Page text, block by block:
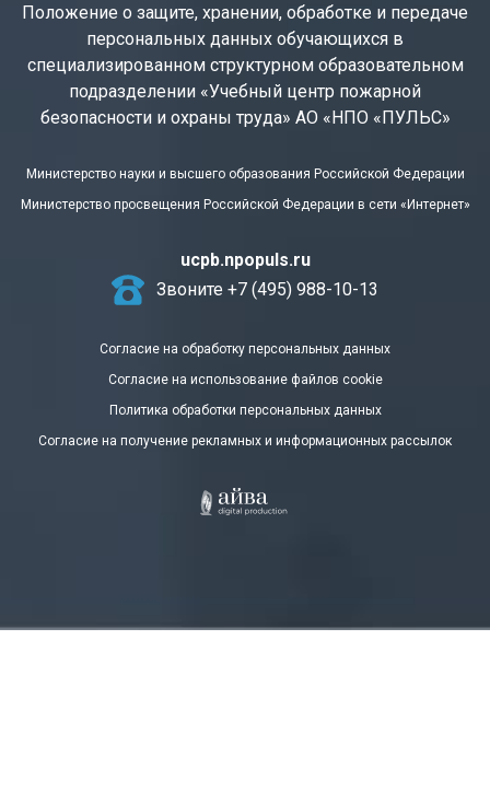
Положение о защите, хранении, обработке и передаче
персональных данных обучающихся в
специализированном структурном образовательном
подразделении «Учебный центр пожарной
безопасности и охраны труда» АО «НПО «ПУЛЬС»
Министерство науки и высшего образования Российской Федерации
Министерство просвещения Российской Федерации в сети «Интернет»
ucpb.npopuls.ru
Звоните +7 (495) 988-10-13
Согласие на обработку персональных данных
Согласие на использование файлов cookie
Политика обработки персональных данных
Согласие на получение рекламных и информационных рассылок